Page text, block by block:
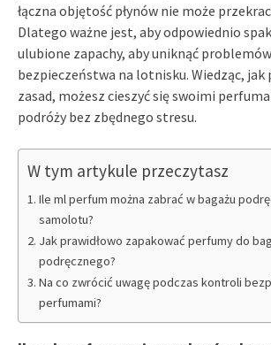
łączna objętość płynów nie może
Dlatego ważne jest, aby odpowiednio
ulubione zapachy, aby uniknąć
bezpieczeństwa na lotnisku. Wiedząc,
zasad, możesz cieszyć się swoimi
podróży bez zbędnego stresu.
W tym artykule przeczytasz
Ile ml perfum można zabrać w bagażu
samolotu?
Jak prawidłowo zapakować perfumy do
podręcznego?
Na co zwrócić uwagę podczas kontroli
perfumami?